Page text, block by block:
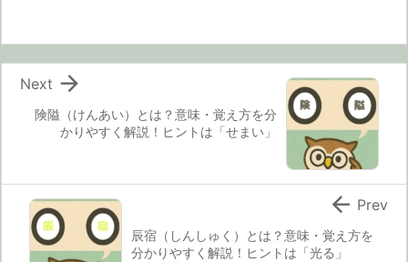
険隘（けんあい）とは？意味・覚え方を分
かりやすく解説！ヒントは「せまい」

Next
辰宿（しんしゅく）とは？意味・覚え方を
分かりやすく解説！ヒントは「光る」
 Prev